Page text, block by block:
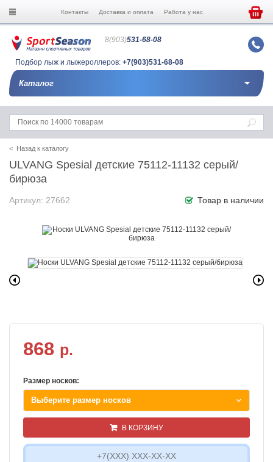
Контакты Доставка и оплата Работа у нас
8(903)531-68-08
Подбор лыж и лыжероллеров: +7(903)531-68-08
Каталог
< Назад к каталогу
ULVANG Spesial детские 75112-11132 серый/
бирюза
Артикул: 27662 Товар в наличии
868 р.
Размер носков:
Выберите размер носков
В КОРЗИНУ